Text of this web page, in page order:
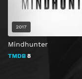
Mindhunter
TMDB 8
2017